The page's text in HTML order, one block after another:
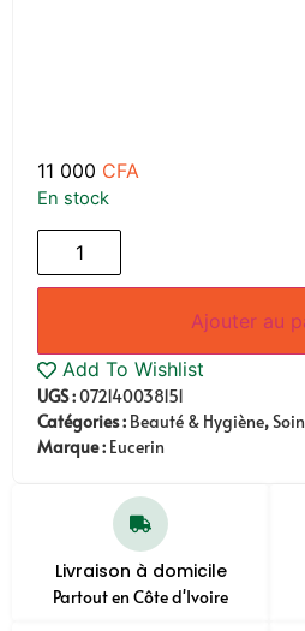
11 000 CFA
En stock
Ajouter au
Add To Wishlist
UGS :072140038151
Catégories : Beauté & Hygiène,
Marque : Eucerin
Livraison à domicile
Partout en Côte d'Ivoire